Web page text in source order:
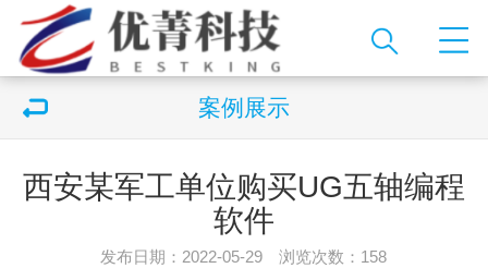
案例展示
西安某军工单位购买UG五轴编程
软件
发布日期：2022-05-29 浏览次数： 158